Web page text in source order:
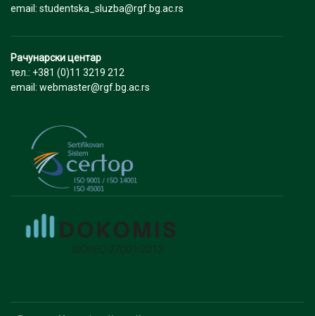
email: studentska_sluzba@rgf.bg.ac.rs
Рачунарски центар
тел.: +381 (0)11 3219 212
email: webmaster@rgf.bg.ac.rs